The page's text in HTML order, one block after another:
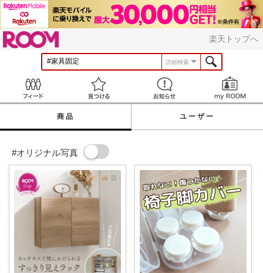
楽天トップへ
詳細検索
見つける お知らせ
商品 ユーザー
#オリジナル写真